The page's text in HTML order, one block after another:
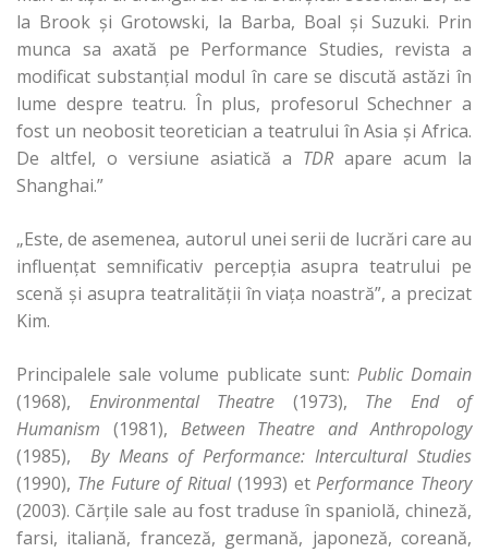
la Brook şi Grotowski, la Barba, Boal şi Suzuki. Prin
munca sa axată pe Performance Studies, revista a
modificat substanţial modul în care se discută astăzi în
lume despre teatru. În plus, profesorul Schechner a
fost un neobosit teoretician a teatrului în Asia şi Africa.
De altfel, o versiune asiatică a TDR apare acum la
Shanghai.”
„Este, de asemenea, autorul unei serii de lucrări care au
influenţat semnificativ percepţia asupra teatrului pe
scenă şi asupra teatralităţii în viaţa noastră”, a precizat
Kim.
Principalele sale volume publicate sunt: Public Domain
(1968), Environmental Theatre (1973), The End of
Humanism (1981), Between Theatre and Anthropology
(1985), By Means of Performance: Intercultural Studies
(1990), The Future of Ritual(1993) etPerformance Theory
(2003). Cărţile sale au fost traduse în spaniolă, chineză,
farsi, italiană, franceză, germană, japoneză, coreană,